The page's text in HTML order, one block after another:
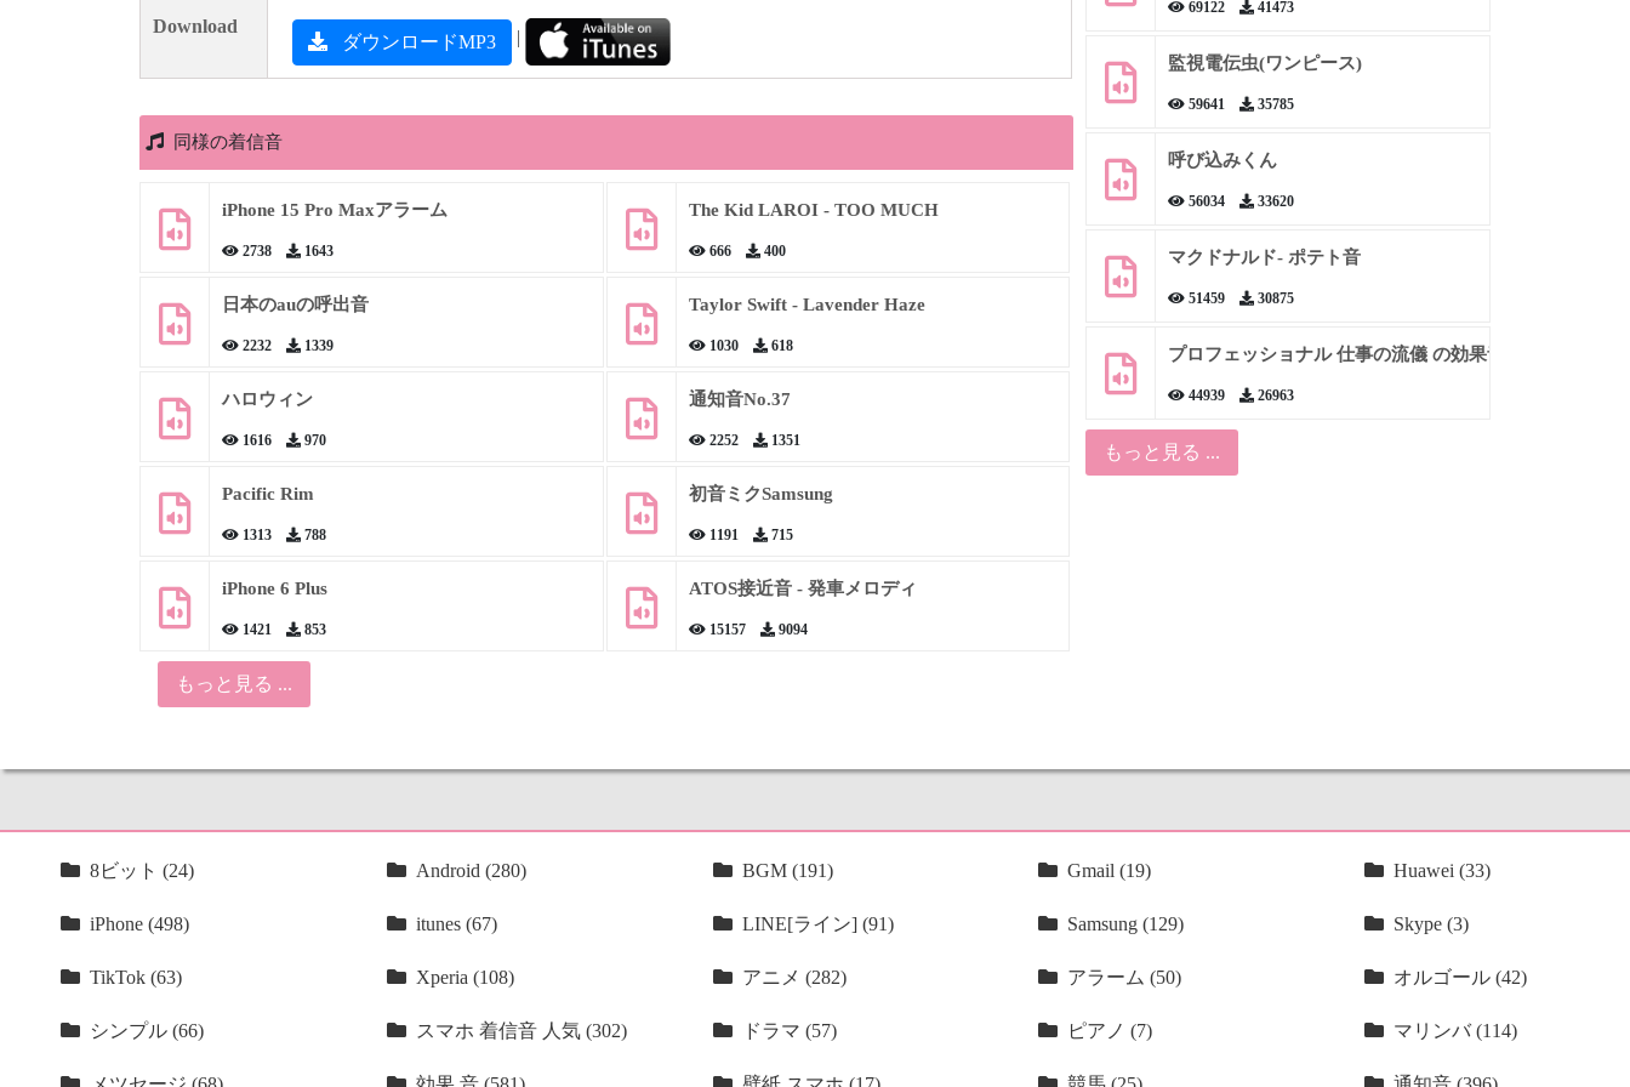
Download
ダウンロードMP3 |
同様の着信音
iPhone 15 Pro Maxアラーム
2738 1643
The Kid LAROI - TOO MUCH
666 400
日本のauの呼出音
2232 1339
Taylor Swift - Lavender Haze
1030 618
ハロウィン
1616 970
通知音No.37
2252 1351
Pacific Rim
1313 788
初音ミクSamsung
1191 715
iPhone 6 Plus
1421 853
ATOS接近音 - 発車メロディ
15157 9094
もっと見る ...
69122 41473
監視電伝虫(ワンピース)
59641 35785
呼び込みくん
56034 33620
マクドナルド- ポテト音
51459 30875
プロフェッショナル 仕事の流儀 の効果音
44939 26963
もっと見る ...
8ビット (24) Android (280) BGM (191) Gmail (19) Huawei (33)
iPhone (498) itunes (67) LINE[ライン] (91) Samsung (129) Skype (3)
TikTok (63) Xperia (108) アニメ (282) アラーム (50) オルゴール (42)
シンプル (66) スマホ 着信音 人気 (302) ドラマ (57) ピアノ (7) マリンバ (114)